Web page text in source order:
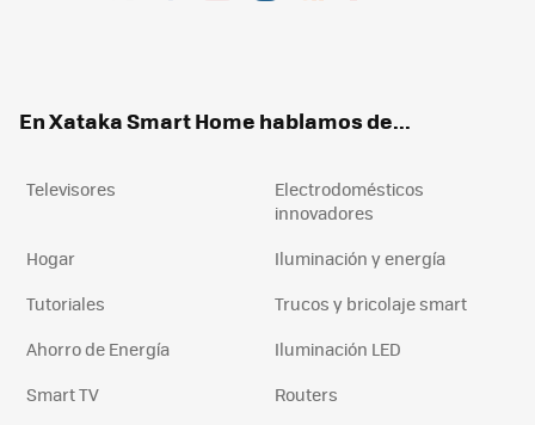
En Xataka Smart Home hablamos de...
Televisores
Electrodomésticos
innovadores
Hogar
Iluminación y energía
Tutoriales
Trucos y bricolaje smart
Ahorro de Energía
Iluminación LED
Smart TV
Routers